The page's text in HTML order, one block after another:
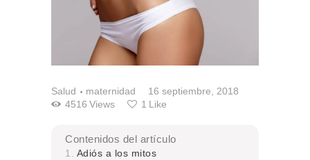
Salud maternidad
16 septiembre, 2018
4516 Views 1 Like
Contenidos del artículo
Adiós a los mitos